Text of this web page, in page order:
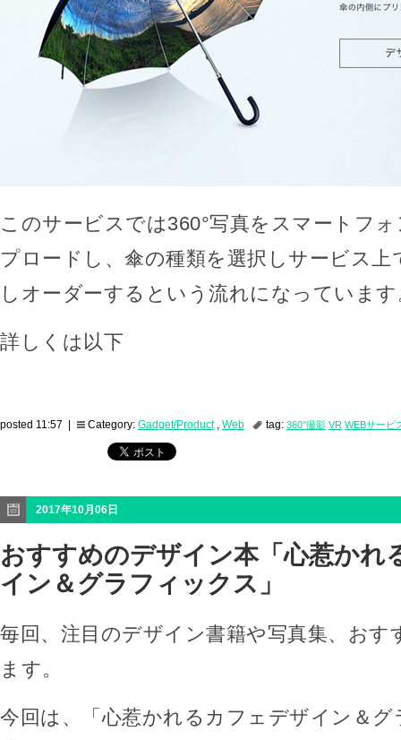
このサービスでは360°写真をスマートフ
プロードし、傘の種類を選択しサービス上
しオーダーするという流れになっています
詳しくは以下
posted 11:57 | Category: Gadget/Product, Web tag: 360°撮影 VR WEBサービ
2017年10月06日
おすすめのデザイン本「心惹かれ
イン＆グラフィックス」
毎回、注目のデザイン書籍や写真集、おす
ます。
今回は、「心惹かれるカフェデザイン＆